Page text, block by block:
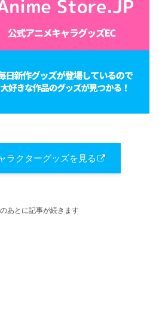
ラクターグッズを見る
あとに記事が続きます